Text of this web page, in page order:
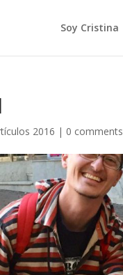
Soy Cristina
2016 | 0 comments